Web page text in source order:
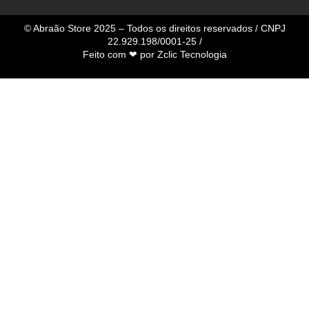
© Abraão Store 2025 – Todos os direitos reservados / CNPJ
22.929.198/0001-25 /
Feito com ❤ por Zclic Tecnologia